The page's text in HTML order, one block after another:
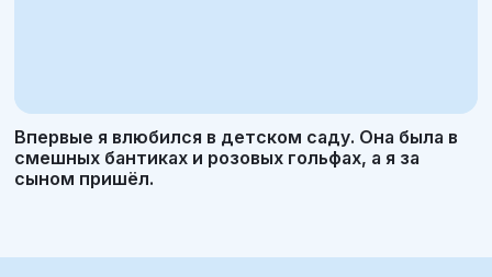
Впервые я влюбился в детском саду. Она была в
смешных бантиках и розовых гольфах, а я за
сыном пришёл.